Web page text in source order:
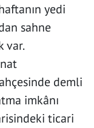
yedi
sahne
var.
demli
imkânı
ticari